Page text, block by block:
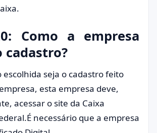
Como a empresa
cadastro?
escolhida seja o cadastro feito
esta empresa deve,
acessar o site da Caixa
necessário que a empresa